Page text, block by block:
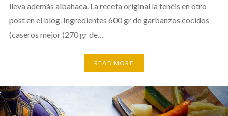
lleva además albahaca. La receta original la tenéis en otro
post en el blog. Ingredientes 600 gr de garbanzos cocidos
(caseros mejor )270 gr de…
READ MORE